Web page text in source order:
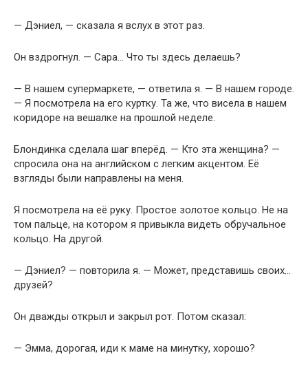
— Дэниел, — сказала я вслух в этот раз.
Он вздрогнул. — Сара… Что ты здесь делаешь?
— В нашем супермаркете, — ответила я. — В нашем городе.
— Я посмотрела на его куртку. Та же, что висела в нашем
коридоре на вешалке на прошлой неделе.
Блондинка сделала шаг вперёд. — Кто эта женщина? —
спросила она на английском с легким акцентом. Её
взгляды были направлены на меня.
Я посмотрела на её руку. Простое золотое кольцо. Не на
том пальце, на котором я привыкла видеть обручальное
кольцо. На другой.
— Дэниел? — повторила я. — Может, представишь своих…
друзей?
Он дважды открыл и закрыл рот. Потом сказал:
— Эмма, дорогая, иди к маме на минутку, хорошо?